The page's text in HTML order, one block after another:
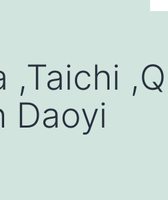
,Taichi
Daoyi